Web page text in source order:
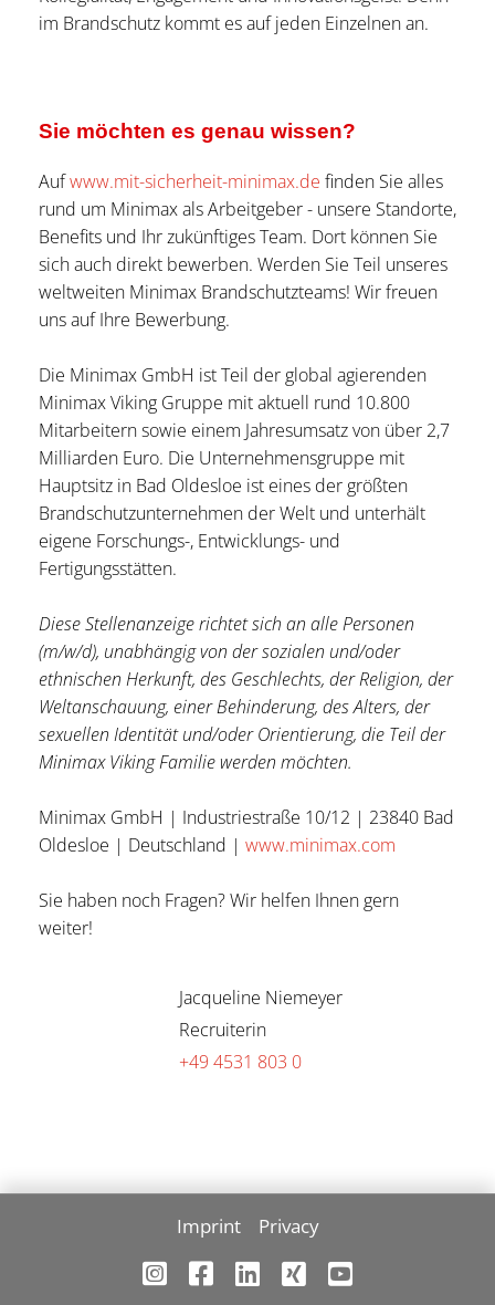
im Brandschutz kommt es auf jeden Einzelnen an.
Sie möchten es genau wissen?
Aufwww.mit-sicherheit-minimax.de finden Sie alles
rund um Minimax als Arbeitgeber - unsere Standorte,
Benefits und Ihr zukünftiges Team. Dort können Sie
sich auch direkt bewerben. Werden Sie Teil unseres
weltweiten Minimax Brandschutzteams! Wir freuen
uns auf Ihre Bewerbung.
Die Minimax GmbH ist Teil der global agierenden
Minimax Viking Gruppe mit aktuell rund 10.800
Mitarbeitern sowie einem Jahresumsatz von über 2,7
Milliarden Euro. Die Unternehmensgruppe mit
Hauptsitz in Bad Oldesloe ist eines der größten
Brandschutzunternehmen der Welt und unterhält
eigene Forschungs-, Entwicklungs- und
Fertigungsstätten.
Diese Stellenanzeige richtet sich an alle Personen
(m/w/d), unabhängig von der sozialen und/oder
ethnischen Herkunft, des Geschlechts, der Religion, der
Weltanschauung, einer Behinderung, des Alters, der
sexuellen Identität und/oder Orientierung, die Teil der
Minimax Viking Familie werden möchten.
Minimax GmbH | Industriestraße 10/12 | 23840 Bad
Oldesloe | Deutschland | www.minimax.com
Sie haben noch Fragen? Wir helfen Ihnen gern
weiter!
Jacqueline Niemeyer
Recruiterin
+49 4531 803 0
Imprint Privacy